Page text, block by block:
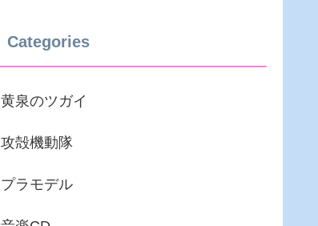
Categories
黄泉のツガイ
攻殻機動隊
プラモデル